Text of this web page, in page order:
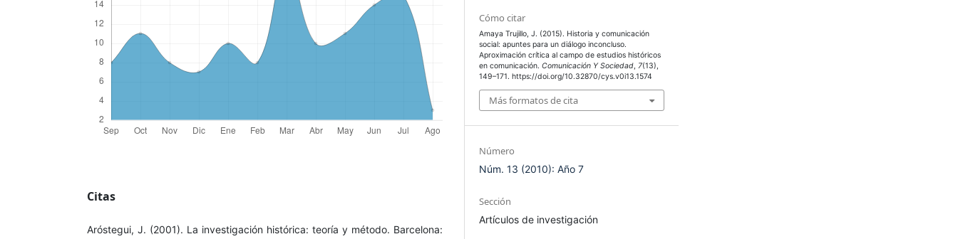
Citas
Aróstegui, J. (2001). La investigación histórica: teoría y método. Barcelona:
Cómo citar
Amaya Trujillo, J. (2015). Historia y comunicación
social: apuntes para un diálogo inconcluso.
Aproximación crítica al campo de estudios históricos
en comunicación.Comunicación Y Sociedad,7(13),
149–171. https://doi.org/10.32870/cys.v0i13.1574
Más formatos de cita
Número
Núm. 13 (2010): Año 7
Sección
Artículos de investigación